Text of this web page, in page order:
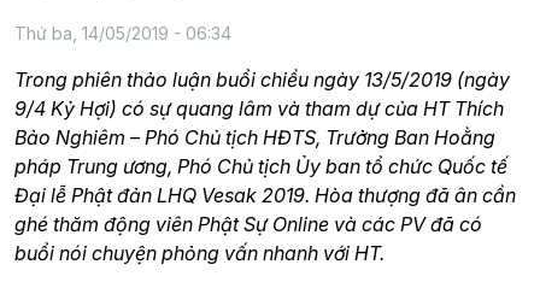
Thứ ba, 14/05/2019 - 06:34
Trong phiên thảo luận buổi chiều ngày 13/5/2019 (ngày
9/4 Kỷ Hợi) có sự quang lâm và tham dự của HT Thích
Bảo Nghiêm – Phó Chủ tịch HĐTS, Trưởng Ban Hoằng
pháp Trung ương, Phó Chủ tịch Ủy ban tổ chức Quốc tế
Đại lễ Phật đản LHQ Vesak 2019. Hòa thượng đã ân cần
ghé thăm động viên Phật Sự Online và các PV đã có
buổi nói chuyện phỏng vấn nhanh với HT.